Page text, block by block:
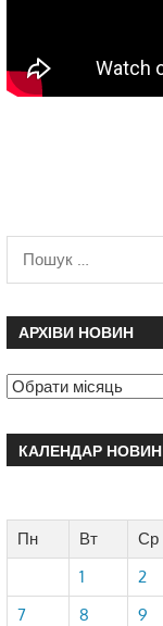
АРХІВИ НОВИН
КАЛЕНДАР НОВИН
Пн
Вт Ср
1
2
7
8 9